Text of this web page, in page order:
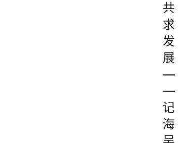
共
求
发
展
—
—
记
海